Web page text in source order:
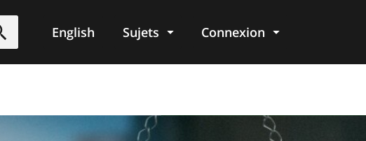
Soumettre
English Sujets Connexion